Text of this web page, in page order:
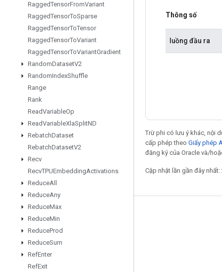
RaggedTensorFromVariant
RaggedTensorToSparse
RaggedTensorToTensor
RaggedTensorToVariant
RaggedTensorToVariantGradient
RandomDatasetV2
RandomIndexShuffle
Range
Rank
ReadVariableOp
ReadVariableXlaSplitND
RebatchDataset
RebatchDatasetV2
Recv
RecvTPUEmbeddingActivations
ReduceAll
ReduceAny
ReduceMax
ReduceMin
ReduceProd
ReduceSum
RefEnter
RefExit
Thông số
luồng đầu ra
Trừ phi có lưu ý khác, nội
cấp phép theo Giấy phép
đăng ký của Oracle và/
Cập nhật lần gần đây nhất:
Giữ liên lạc
Blog
Diễn đàn
GitHub